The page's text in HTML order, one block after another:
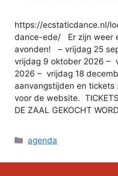
https://ecstaticdance.nl/
dance-ede/ Er zijn weer
avonden! – vrijdag 25
vrijdag 9 oktober 2026 –
2026 – vrijdag 18
aanvangstijden en
voor de website.
DE ZAAL GEKOCHT
agenda